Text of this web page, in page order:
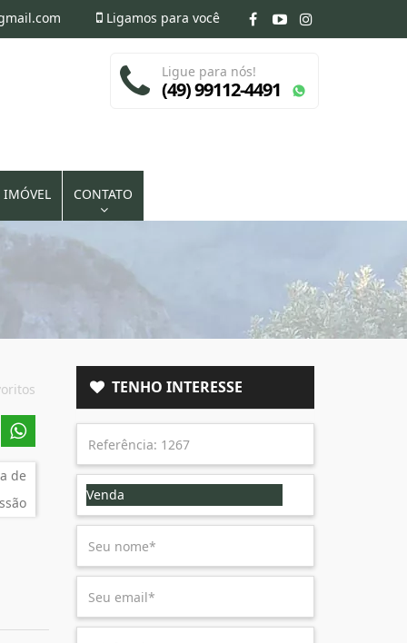
Ligamos para você
IMÓVEL CONTATO
Ligue para nós!
(49) 99112-4491
de
TENHO INTERESSE
Venda